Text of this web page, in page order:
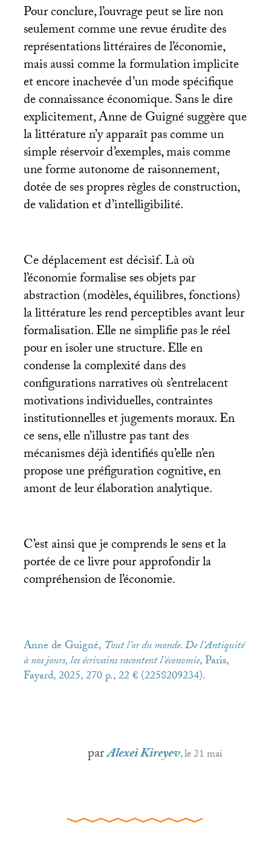
Pour conclure, l’ouvrage peut se lire non
seulement comme une revue érudite des
représentations littéraires de l’économie,
mais aussi comme la formulation implicite
et encore inachevée d’un mode spécifique
de connaissance économique. Sans le dire
explicitement, Anne de Guigné suggère que
la littérature n’y apparaît pas comme un
simple réservoir d’exemples, mais comme
une forme autonome de raisonnement,
dotée de ses propres règles de construction,
de validation et d’intelligibilité.
Ce déplacement est décisif. Là où
l’économie formalise ses objets par
abstraction (modèles, équilibres, fonctions)
la littérature les rend perceptibles avant leur
formalisation. Elle ne simplifie pas le réel
pour en isoler une structure. Elle en
condense la complexité dans des
configurations narratives où s’entrelacent
motivations individuelles, contraintes
institutionnelles et jugements moraux. En
ce sens, elle n’illustre pas tant des
mécanismes déjà identifiés qu’elle n’en
propose une préfiguration cognitive, en
amont de leur élaboration analytique.
C’est ainsi que je comprends le sens et la
portée de ce livre pour approfondir la
compréhension de l’économie.
Anne de Guigné, Tout l’or du monde. De l’Antiquité
à nos jours, les écrivains racontent l’économie, Paris,
Fayard, 2025, 270 p., 22 € (2258209234).
parAlexei Kireyev, le 21 mai